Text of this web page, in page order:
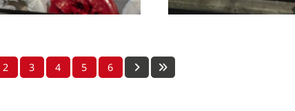
2 3 4 5 6